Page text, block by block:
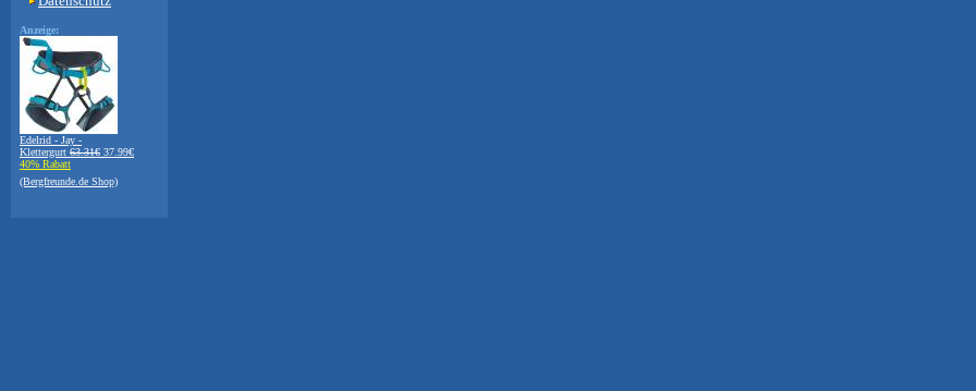
Anzeige:
Edelrid - Jay -
Klettergurt 63.31€ 37.99€
40% Rabatt
(Bergfreunde.de Shop)